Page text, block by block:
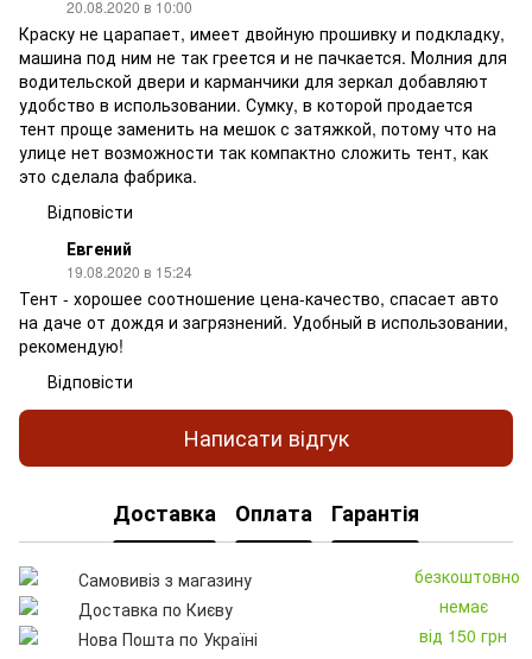
20.08.2020 в 10:00
Краску не царапает, имеет двойную прошивку и подкладку,
машина под ним не так греется и не пачкается. Молния для
водительской двери и карманчики для зеркал добавляют
удобство в использовании. Сумку, в которой продается
тент проще заменить на мешок с затяжкой, потому что на
улице нет возможности так компактно сложить тент, как
это сделала фабрика.
Відповісти
Евгений
19.08.2020 в 15:24
Тент - хорошее соотношение цена-качество, спасает авто
на даче от дождя и загрязнений. Удобный в использовании,
рекомендую!
Відповісти
Написати відгук
Доставка Оплата Гарантія
Самовивіз з магазину
безкоштовно
Доставка по Києву
немає
Нова Пошта по Україні
від 150 грн